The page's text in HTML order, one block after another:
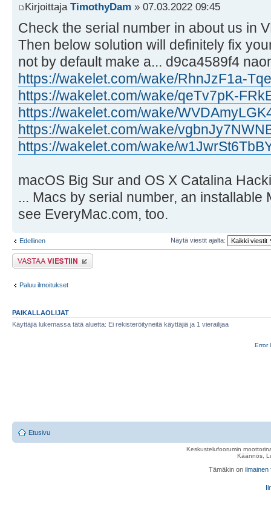
Kirjoittaja TimothyDam » 07.03.2022 09:45
Check the serial number in about us in
Then below solution will definitely fix
not by default make a... d9ca4589f4
https://wakelet.com/wake/RhnJzF1a-
https://wakelet.com/wake/qeTv7pK-
https://wakelet.com/wake/
https://wakelet.com/wake/
https://wakelet.com/wake/
macOS Big Sur and OS X Catalina
... Macs by serial number, an installable
see EveryMac.com, too.
Edellinen Näytä viestit ajalta:
Lähetä vastaus
Paluu ilmoitukset
PAIKALLAOLIJAT
Käyttäjiä lukemassa tätä aluetta: Ei rekisteröityneitä käyttäjiä ja 1 vierailijaa
Error
Etusivu
Keskustelufoorumin
Käännös,
Tämäkin on ilmainen